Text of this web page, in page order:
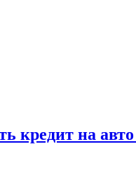
кредит на